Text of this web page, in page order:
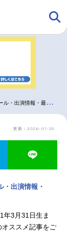
覧
情報・最新情報まとめ
更新：2026-01-20
出演情報・
年3月31日生ま
オススメ記事をご